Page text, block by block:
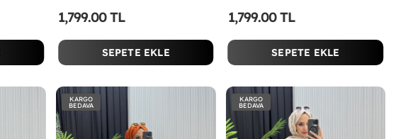
1,799.00 TL
SEPETE EKLE
1,799.00 TL
SEPETE EKLE
KARGO
BEDAVA
KARGO
BEDAVA